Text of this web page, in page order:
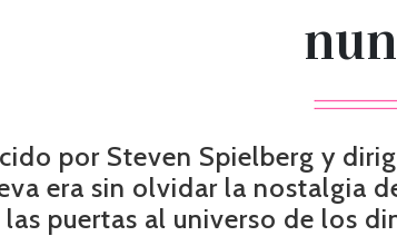
por Steven Spielberg y
era sin olvidar la nostalgia
puertas al universo de los